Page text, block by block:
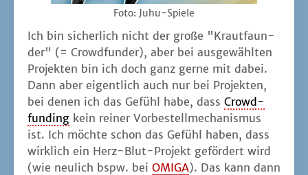
Foto: Juhu-Spie­le
Ich bin sicher­lich nicht der gro­ße "Kraut­faun­
der" (= Crowd­fun­der), aber bei aus­ge­wähl­ten
Pro­jek­ten bin ich doch ganz ger­ne mit dabei.
Dann aber eigent­lich auch nur bei Pro­jek­ten,
bei denen ich das Gefühl habe, dass Crowd­
fun­ding kein rei­ner Vor­be­stell­me­cha­nis­mus
ist. Ich möch­te schon das Gefühl haben, dass
wirk­lich ein Herz-Blut-Pro­jekt geför­dert wird
(wie neu­lich bspw. bei OMIGA). Das kann dann